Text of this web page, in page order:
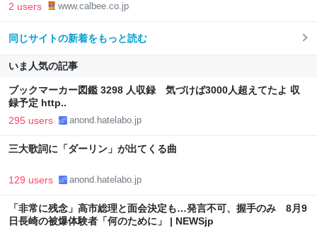
2 users www.calbee.co.jp
同じサイトの新着をもっと読む
いま人気の記事
ブックマーカー図鑑 3298 人収録 気づけば3000人超えてたよ 収
録予定 http..
295 users anond.hatelabo.jp
三大歌詞に「ダーリン」が出てくる曲
129 users anond.hatelabo.jp
「非常に残念」高市総理と面会決定も…発言不可、握手のみ 8月9
日長崎の被爆体験者「何のために」 | NEWSjp